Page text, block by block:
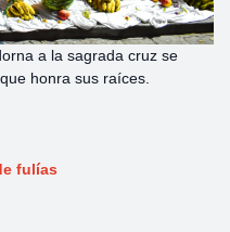
a la sagrada cruz se
honra sus raíces.
fulías